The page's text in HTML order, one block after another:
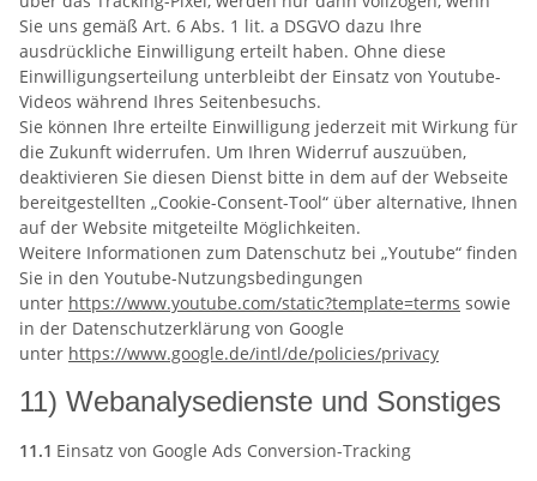
Sie uns gemäß Art. 6 Abs. 1 lit. a DSGVO dazu Ihre
ausdrückliche Einwilligung erteilt haben. Ohne diese
Einwilligungserteilung unterbleibt der Einsatz von Youtube-
Videos während Ihres Seitenbesuchs.
Sie können Ihre erteilte Einwilligung jederzeit mit Wirkung für
die Zukunft widerrufen. Um Ihren Widerruf auszuüben,
deaktivieren Sie diesen Dienst bitte in dem auf der Webseite
bereitgestellten „Cookie-Consent-Tool“ über alternative, Ihnen
auf der Website mitgeteilte Möglichkeiten.
Weitere Informationen zum Datenschutz bei „Youtube“ finden
Sie in den Youtube-Nutzungsbedingungen
unter https://www.youtube.com/static?template=terms sowie
in der Datenschutzerklärung von Google
unter https://www.google.de/intl/de/policies/privacy
11) Webanalysedienste und Sonstiges
11.1 Einsatz von Google Ads Conversion-Tracking